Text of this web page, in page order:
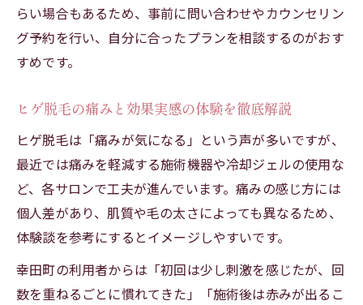
らい場合もあるため、事前に問い合わせやカウンセリン
グ予約を行い、自分に合ったプランを相談するのがおす
すめです。
ヒゲ脱毛の痛みと効果実感の体験を徹底解説
ヒゲ脱毛は「痛みが気になる」という声が多いですが、
最近では痛みを軽減する施術機器や冷却ジェルの使用な
ど、各サロンで工夫が進んでいます。痛みの感じ方には
個人差があり、肌質や毛の太さによっても異なるため、
体験談を参考にするとイメージしやすいです。
幸田町の利用者からは「初回は少し刺激を感じたが、回
数を重ねるごとに慣れてきた」「施術後は赤みが出るこ